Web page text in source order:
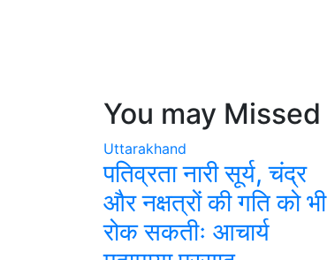
You may Missed
Uttarakhand
पतिव्रता नारी सूर्य, चंद्र
और नक्षत्रों की गति को भी
रोक सकतीः आचार्य